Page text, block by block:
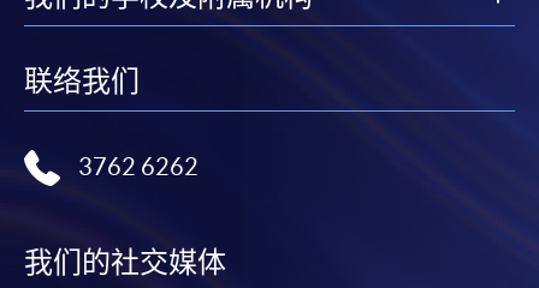
联络我们
3762 6262
我们的社交媒体